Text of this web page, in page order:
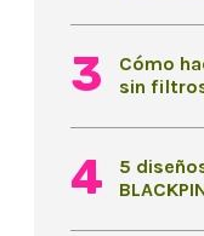
Cómo
sin
5